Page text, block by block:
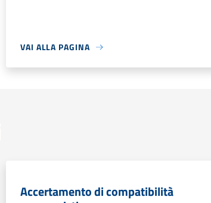
VAI ALLA PAGINA
Accertamento di compatibilità